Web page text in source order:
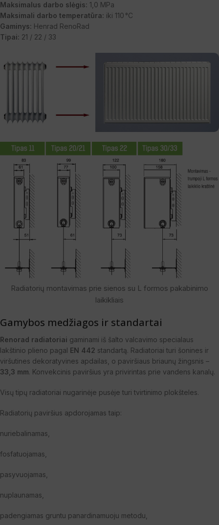
Maksimalus darbo slėgis: 1,0 MPa
Maksimali darbo temperatūra: iki 110 °C
Gaminys: Henrad RenoRad
Tipai: 21 / 22 / 33
Radiatorių montavimas prie sienos su L formos pakabinimo
laikikliais
Gamybos medžiagos ir standartai
Renorad radiatoriai gaminami iš šalto valcavimo specialaus
lakštinio plieno pagal EN 442 standartą. Radiatoriai turi šonines ir
viršutines dekoratyvines apdailas, o paviršiaus briaunų žingsnis –
33,3 mm. Konvekcinis paviršius yra privirintas prie vandens kanalų.
Visų tipų radiatoriai nugarinėje pusėje turi tvirtinimo plokšteles.
Radiatorių paviršius apdorojamas taip:
nuriebalinamas,
fosfatuojamas,
pasyvuojamas,
nuplaunamas,
padengiamas gruntu panardinamuoju metodu,